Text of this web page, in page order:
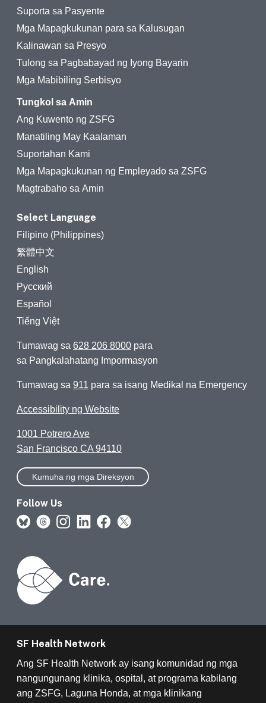
Suporta sa Pasyente
Mga Mapagkukunan para sa Kalusugan
Kalinawan sa Presyo
Tulong sa Pagbabayad ng Iyong Bayarin
Mga Mabibiling Serbisyo
Tungkol sa Amin
Ang Kuwento ng ZSFG
Manatiling May Kaalaman
Suportahan Kami
Mga Mapagkukunan ng Empleyado sa ZSFG
Magtrabaho sa Amin
Select Language
Filipino (Philippines)
繁體中文
English
Русский
Español
Tiếng Việt
Tumawag sa 628 206 8000 para
sa Pangkalahatang Impormasyon
Tumawag sa 911 para sa isang Medikal na Emergency
Accessibility ng Website
1001 Potrero Ave
San Francisco CA 94110
Kumuha ng mga Direksyon
Follow Us
SF Health Network
Ang SF Health Network ay isang komunidad ng mga
nangungunang klinika, ospital, at programa kabilang
ang ZSFG, Laguna Honda, at mga klinikang